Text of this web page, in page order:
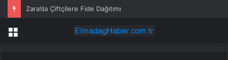
Zara’da Çiftçilere Fide Dağıtımı
Menü